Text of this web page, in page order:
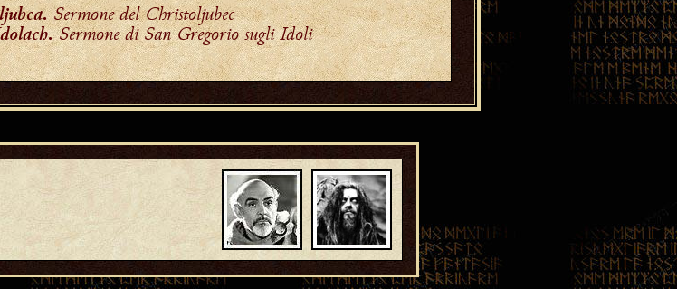
Sermone del Christoljubec
Sermone di San Gregorio sugli Idoli